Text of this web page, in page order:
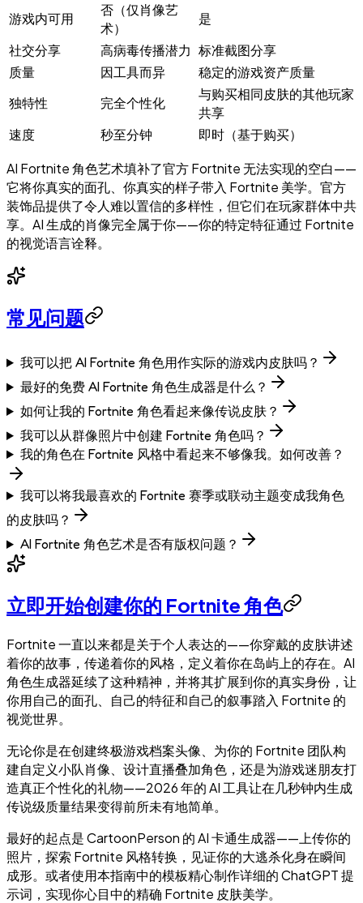
游戏内可用
否（仅肖像艺
术）
是
社交分享
高病毒传播潜力 标准截图分享
质量
因工具而异
稳定的游戏资产质量
独特性
完全个性化
与购买相同皮肤的其他玩家
共享
速度
秒至分钟
即时（基于购买）
AI Fortnite 角色艺术填补了官方 Fortnite 无法实现的空白——
它将你真实的面孔、你真实的样子带入 Fortnite 美学。官方
装饰品提供了令人难以置信的多样性，但它们在玩家群体中共
享。AI 生成的肖像完全属于你——你的特定特征通过 Fortnite
的视觉语言诠释。
常见问题
我可以把 AI Fortnite 角色用作实际的游戏内皮肤吗？
最好的免费 AI Fortnite 角色生成器是什么？
如何让我的 Fortnite 角色看起来像传说皮肤？
我可以从群像照片中创建 Fortnite 角色吗？
我的角色在 Fortnite 风格中看起来不够像我。如何改善？
我可以将我最喜欢的 Fortnite 赛季或联动主题变成我角色
的皮肤吗？
AI Fortnite 角色艺术是否有版权问题？
立即开始创建你的 Fortnite 角色
Fortnite 一直以来都是关于个人表达的——你穿戴的皮肤讲述
着你的故事，传递着你的风格，定义着你在岛屿上的存在。AI
角色生成器延续了这种精神，并将其扩展到你的真实身份，让
你用自己的面孔、自己的特征和自己的叙事踏入 Fortnite 的
视觉世界。
无论你是在创建终极游戏档案头像、为你的 Fortnite 团队构
建自定义小队肖像、设计直播叠加角色，还是为游戏迷朋友打
造真正个性化的礼物——2026 年的 AI 工具让在几秒钟内生成
传说级质量结果变得前所未有地简单。
最好的起点是 CartoonPerson 的 AI 卡通生成器——上传你的
照片，探索 Fortnite 风格转换，见证你的大逃杀化身在瞬间
成形。或者使用本指南中的模板精心制作详细的 ChatGPT 提
示词，实现你心目中的精确 Fortnite 皮肤美学。